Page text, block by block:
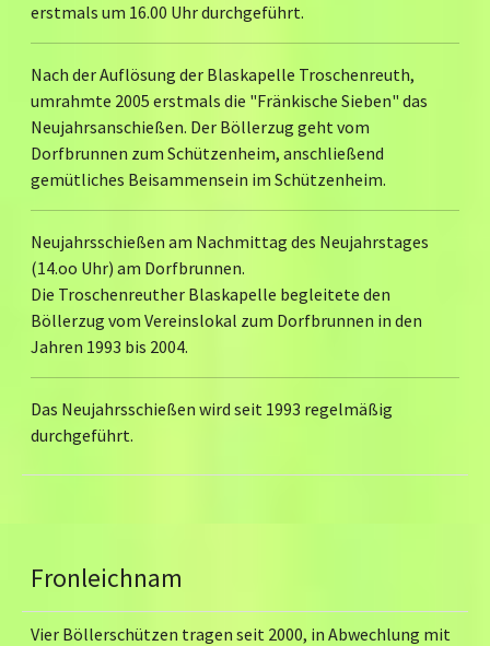
erstmals um 16.00 Uhr durchgeführt.
Nach der Auflösung der Blaskapelle Troschenreuth,
umrahmte 2005 erstmals die "Fränkische Sieben" das
Neujahrsanschießen. Der Böllerzug geht vom
Dorfbrunnen zum Schützenheim, anschließend
gemütliches Beisammensein im Schützenheim.
Neujahrsschießen am Nachmittag des Neujahrstages
(14.oo Uhr) am Dorfbrunnen.
Die Troschenreuther Blaskapelle begleitete den
Böllerzug vom Vereinslokal zum Dorfbrunnen in den
Jahren 1993 bis 2004.
Das Neujahrsschießen wird seit 1993 regelmäßig
durchgeführt.
Fronleichnam
Vier Böllerschützen tragen seit 2000, in Abwechlung mit